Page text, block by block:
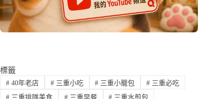
標籤
#40年老店 #三重小吃 # 三重小籠包 # 三重必吃
#三重排隊美食 #三重早餐 # 三重水煎包